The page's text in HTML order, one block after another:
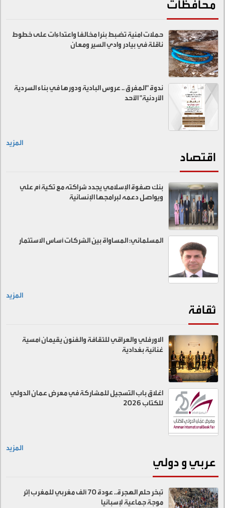
محافظات
حملات امنية تضبط بئرا مخالفا واعتداءات على خطوط
ناقلة في بيادر وادي السير ومعان
ندوة "المفرق .. عروس البادية ودورها في بناء السردية
الأردنية" الأحد
المزيد
اقتصاد
بنك صفوة الإسلامي يجدد شراكته مع تكية أم علي
ويواصل دعمه لبرامجها الإنسانية
المسلماني: المساواة بين الشركات أساس الاستثمار
المزيد
ثقافة
الاورفلي والعراقي للثقافة والفنون يقيمان أمسية
غنائية بغدادية
اغلاق باب التسجيل للمشاركة في معرض عمان الدولي
للكتاب 2026
المزيد
عربي و دولي
تبخر حلم الهجرة.. عودة 70 ألف مغربي للمغرب إثر
موجة جماعية لإسبانيا